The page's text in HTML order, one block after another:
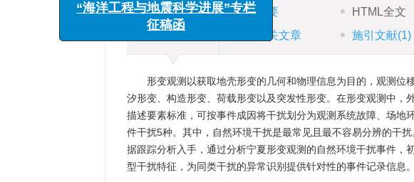
HTML全文
摘要 HTML全文
相关文章
施引文献(1)
形变观测以获取地壳形变的几何和物理信息为目的，观测位
汐形变、构造形变、荷载形变以及突发性形变。在形变观测中，
描述要素标准，可按事件成因将干扰划分为观测系统故障、场地
件干扰5种。其中，自然环境干扰是最常见且最不容易分辨的干
据跟踪分析入手，通过分析宁夏形变观测的自然环境干扰事件，
型干扰特征，为同类干扰的异常识别提供针对性的事件记录信息。
征稿函